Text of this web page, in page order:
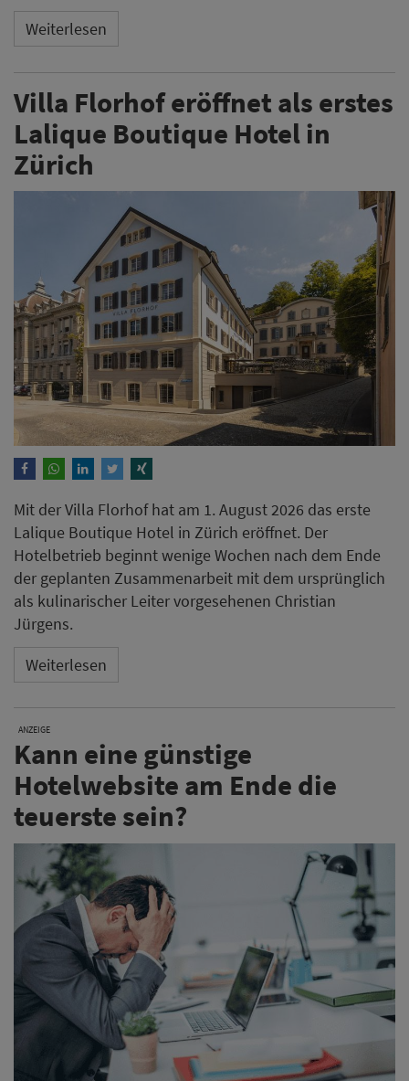
Weiterlesen
Villa Florhof eröffnet als erstes
Lalique Boutique Hotel in
Zürich
Mit der Villa Florhof hat am 1. August 2026 das erste
Lalique Boutique Hotel in Zürich eröffnet. Der
Hotelbetrieb beginnt wenige Wochen nach dem Ende
der geplanten Zusammenarbeit mit dem ursprünglich
als kulinarischer Leiter vorgesehenen Christian
Jürgens.
Weiterlesen
ANZEIGE
Kann eine günstige
Hotelwebsite am Ende die
teuerste sein?